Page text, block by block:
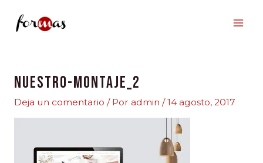
nuestro-montaje_2
Deja un comentario / Por admin /14 agosto, 2017